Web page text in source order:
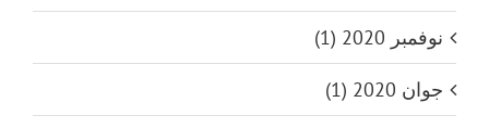
نوفمبر 2020 (1)
جوان 2020 (1)